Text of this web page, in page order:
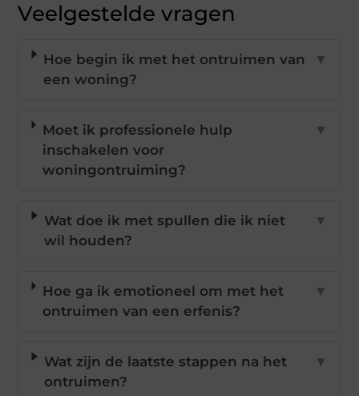
Veelgestelde vragen
Hoe begin ik met het ontruimen van
een woning?
▼
Moet ik professionele hulp
inschakelen voor
woningontruiming?
▼
Wat doe ik met spullen die ik niet
wil houden?
▼
Hoe ga ik emotioneel om met het
ontruimen van een erfenis?
▼
Wat zijn de laatste stappen na het
ontruimen?
▼